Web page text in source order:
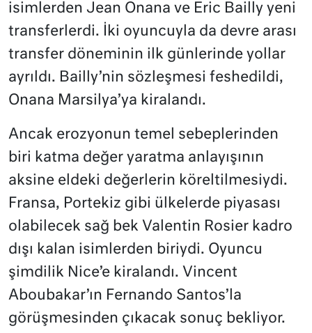
isimlerden Jean Onana ve Eric Bailly yeni
transferlerdi. İki oyuncuyla da devre arası
transfer döneminin ilk günlerinde yollar
ayrıldı. Bailly’nin sözleşmesi feshedildi,
Onana Marsilya’ya kiralandı.
Ancak erozyonun temel sebeplerinden
biri katma değer yaratma anlayışının
aksine eldeki değerlerin köreltilmesiydi.
Fransa, Portekiz gibi ülkelerde piyasası
olabilecek sağ bek Valentin Rosier kadro
dışı kalan isimlerden biriydi. Oyuncu
şimdilik Nice’e kiralandı. Vincent
Aboubakar’ın Fernando Santos’la
görüşmesinden çıkacak sonuç bekliyor.